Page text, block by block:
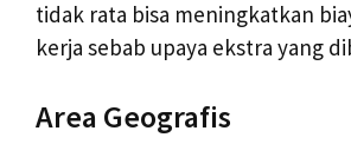
tidak rata bisa meningkatkan
kerja sebab upaya ekstra yang
Area Geografis